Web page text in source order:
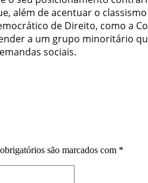
além de acentuar o
de Direito, como a
a um grupo minoritário
sociais.
são marcados com *